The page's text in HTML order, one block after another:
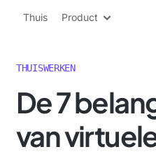
ClickUp Blog
Thuis Product
THUISWERKEN
De 7
van